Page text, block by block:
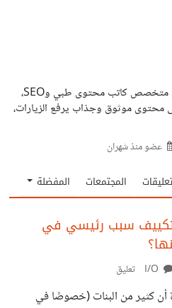
بخيت محمد | كاتب محتوى طبي متخصص كاتب محتوى طبي وSEO،
محتوى موثوق وجذاب يرفع الزيارات،
عضو منذشهران
المجتمعات المفضلة
سبب رئيسي في
أن كثير من البنات (خصوصًا في